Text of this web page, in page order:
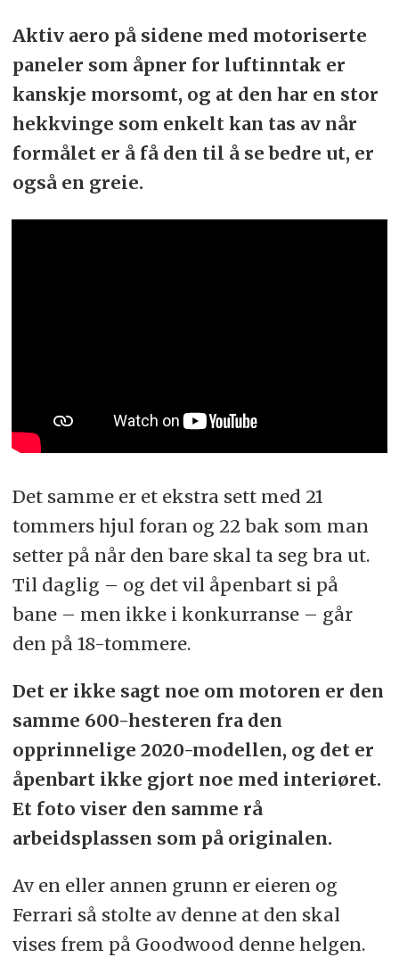
Aktiv aero på sidene med motoriserte
paneler som åpner for luftinntak er
kanskje morsomt, og at den har en stor
hekkvinge som enkelt kan tas av når
formålet er å få den til å se bedre ut, er
også en greie.
Det samme er et ekstra sett med 21
tommers hjul foran og 22 bak som man
setter på når den bare skal ta seg bra ut.
Til daglig – og det vil åpenbart si på
bane – men ikke i konkurranse – går
den på 18-tommere.
Det er ikke sagt noe om motoren er den
samme 600-hesteren fra den
opprinnelige 2020-modellen, og det er
åpenbart ikke gjort noe med interiøret.
Et foto viser den samme rå
arbeidsplassen som på originalen.
Av en eller annen grunn er eieren og
Ferrari så stolte av denne at den skal
vises frem på Goodwood denne helgen.